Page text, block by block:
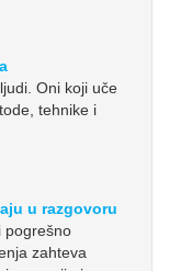
Oni koji uče
tehnike i
u razgovoru
pogrešno
zahteva